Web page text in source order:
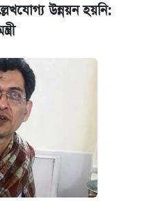
উন্নয়ন হয়নি: